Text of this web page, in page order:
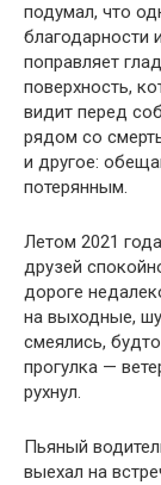
подумал, что
благодарности
поправляет
поверхность,
видит перед
рядом со
и другое:
потерянным.
Летом 2021
друзей
дороге
на выходные,
смеялись,
прогулка —
рухнул.
Пьяный
выехал на